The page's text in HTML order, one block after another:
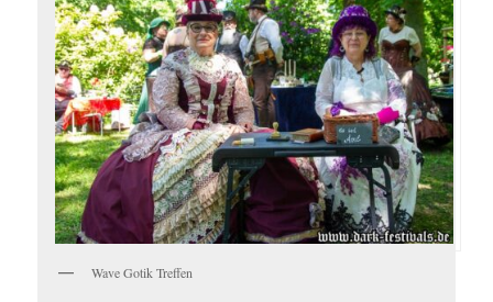
Wave Gotik Treffen